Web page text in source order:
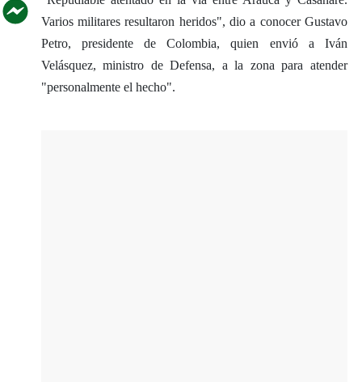
Varios militares resultaron heridos", dio a conocer Gustavo
Petro, presidente de Colombia, quien envió a Iván
Velásquez, ministro de Defensa, a la zona para atender
"personalmente el hecho".